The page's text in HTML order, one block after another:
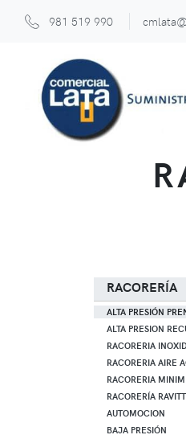
981 519 990
RACORERÍA
ALTA PRESIÓN
ALTA PRESION
RACORERIA
RACORERIA AIRE
RACORERIA
RACORERÍA RAVITT
AUTOMOCION
BAJA PRESIÓN